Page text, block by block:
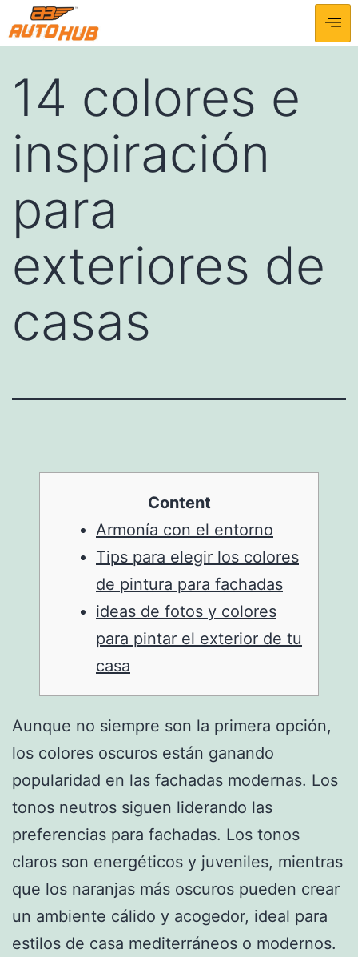
14 colores e
inspiración
para
exteriores de
casas
Content
Armonía con el entorno
Tips para elegir los colores
de pintura para fachadas
ideas de fotos y colores
para pintar el exterior de tu
casa
Aunque no siempre son la primera opción,
los colores oscuros están ganando
popularidad en las fachadas modernas. Los
tonos neutros siguen liderando las
preferencias para fachadas. Los tonos
claros son energéticos y juveniles, mientras
que los naranjas más oscuros pueden crear
un ambiente cálido y acogedor, ideal para
estilos de casa mediterráneos o modernos.